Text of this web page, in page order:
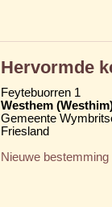
Hervormde
Feytebuorren 1
Westhem
Gemeente
Friesland
Nieuwe bestemming